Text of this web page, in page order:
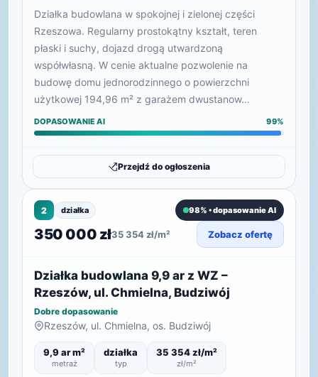
Działka budowlana w spokojnej i zielonej części
Rzeszowa. Regularny prostokątny kształt, teren
płaski i suchy, dojazd drogą utwardzoną
współwłasną. W cenie aktualne pozwolenie na
budowę domu jednorodzinnego o powierzchni
użytkowej 194,96 m² z garażem dwustanow…
DOPASOWANIE AI 99%
Przejdź do ogłoszenia
2 działka 98% • dopasowanie AI
350 000 zł35 354 zł/m² Zobacz ofertę
Działka budowlana 9,9 ar z WZ –
Rzeszów, ul. Chmielna, Budziwój
Dobre dopasowanie
Rzeszów, ul. Chmielna, os. Budziwój
9,9 ar m²
metraż
działka
typ
35 354 zł/m²
zł/m²